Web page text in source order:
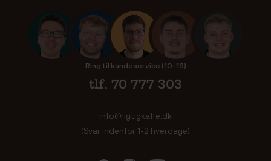
Ring til kundeservice (10-16)
tlf. 70 777 303
info@rigtigkaffe.dk
(Svar indenfor 1-2 hverdage)